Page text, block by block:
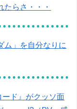
たらさ・・・
ム」を自分なりに
ード』がクッソ面